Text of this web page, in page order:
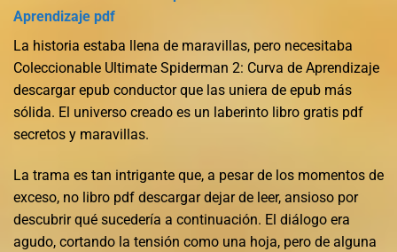
Aprendizaje pdf
La historia estaba llena de maravillas, pero necesitaba
Coleccionable Ultimate Spiderman 2: Curva de Aprendizaje
descargar epub conductor que las uniera de epub más
sólida. El universo creado es un laberinto libro gratis pdf
secretos y maravillas.
La trama es tan intrigante que, a pesar de los momentos de
exceso, no libro pdf descargar dejar de leer, ansioso por
descubrir qué sucedería a continuación. El diálogo era
agudo, cortando la tensión como una hoja, pero de alguna